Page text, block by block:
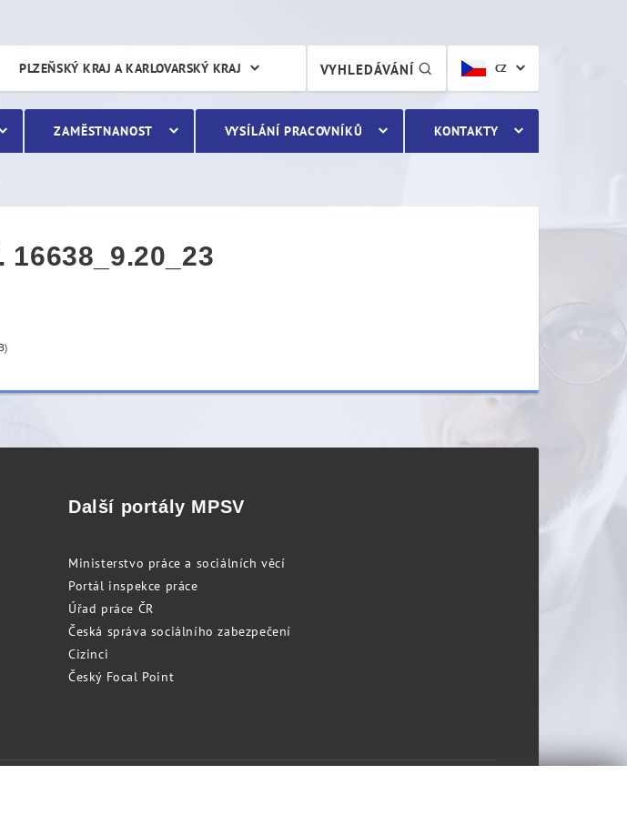
CZ
VYHLEDÁVÁNÍ
PLZEŇSKÝ KRAJ A KARLOVARSKÝ KRAJ
ZAMĚSTNANOST VYSÍLÁNÍ PRACOVNÍKŮ KONTAKTY
Další portály MPSV
Ministerstvo práce a sociálních věcí
Portál inspekce práce
Úřad práce ČR
Česká správa sociálního zabezpečení
Cizinci
Český Focal Point